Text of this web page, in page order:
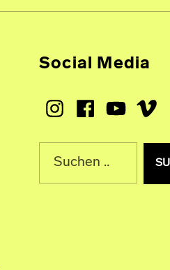
Social Media
InstagramFacebookYoutubeVimeo
Suche nach: